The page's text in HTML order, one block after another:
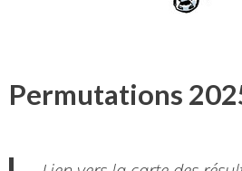
Permutations